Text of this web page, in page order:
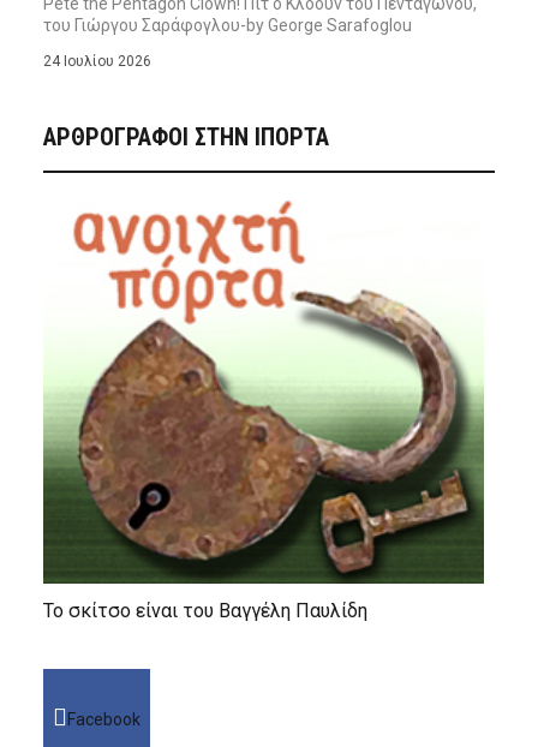
του Γιώργου Σαράφογλου-by George Sarafoglou
24 Ιουλίου 2026
ΑΡΘΡΟΓΡΑΦΟΙ ΣΤΗΝ IΠΟΡΤΑ
Το σκίτσο είναι του Βαγγέλη Παυλίδη
Facebook